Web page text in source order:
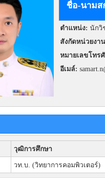
ชื่อ-นามส
ตำแหน่ง: นักวิ
สังกัดหน่วยงา
หมายเลขโทร
อีเมล์:
วุฒิการศึกษา
วท.บ. (วิทยาการคอมพิวเตอร์)